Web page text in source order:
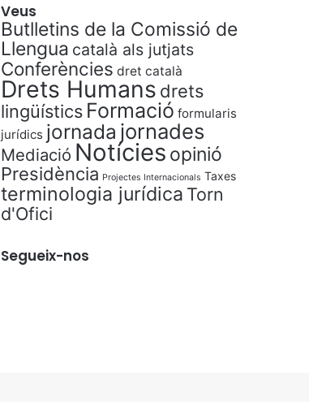
Veus
Butlletins de la Comissió de
Llengua català als jutjats
Conferències dret català
Drets Humans drets
lingüístics Formació formularis
jurídics jornada jornades
Mediació Notícies opinió
Presidència Projectes Internacionals Taxes
terminologia jurídica Torn
d'Ofici
Segueix-nos